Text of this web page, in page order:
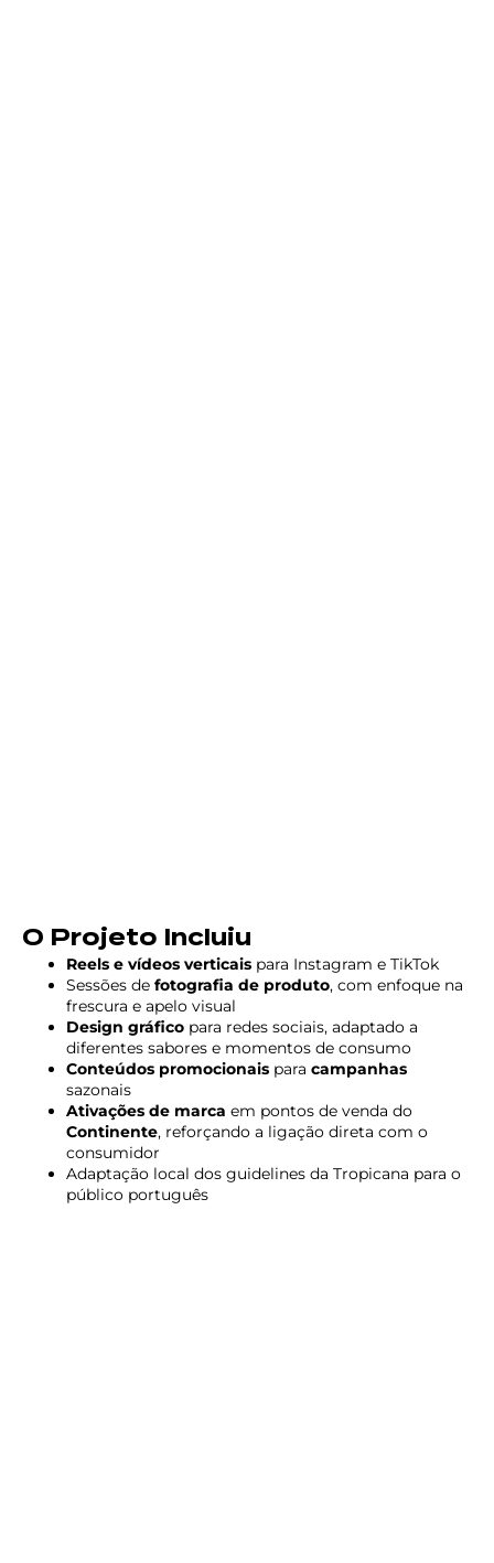
O Projeto Incluiu
Reels e vídeos verticais para Instagram e TikTok
Sessões de fotografia de produto, com enfoque na
frescura e apelo visual
Design gráfico para redes sociais, adaptado a
diferentes sabores e momentos de consumo
Conteúdos promocionais para campanhas
sazonais
Ativações de marca em pontos de venda do
Continente, reforçando a ligação direta com o
consumidor
Adaptação local dos guidelines da Tropicana para o
público português